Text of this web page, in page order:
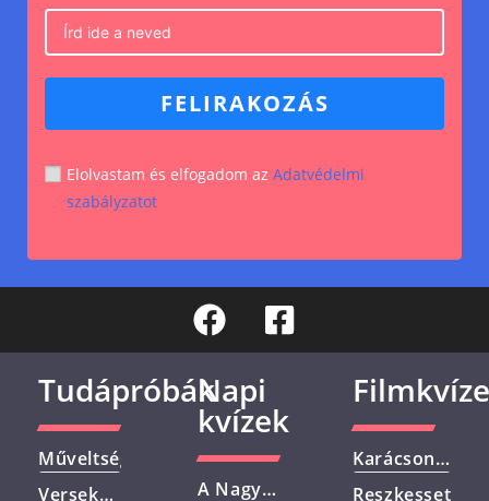
FELIRAKOZÁS
Elolvastam és elfogadom az Adatvédelmi
szabályzatot
Tudápróbák
Műveltségi
Kvíz –
Versek
Napi
kvízek
A Nagy
Karácsonyi
Filmek –
Reszkessetek,